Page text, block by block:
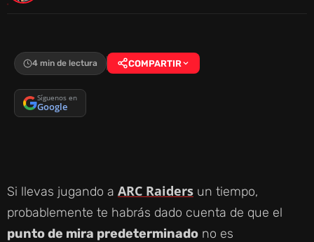
4 min de lectura COMPARTIR
Síguenos en
Google
Si llevas jugando a ARC Raiders un tiempo,
probablemente te habrás dado cuenta de que el
punto de mira predeterminado no es